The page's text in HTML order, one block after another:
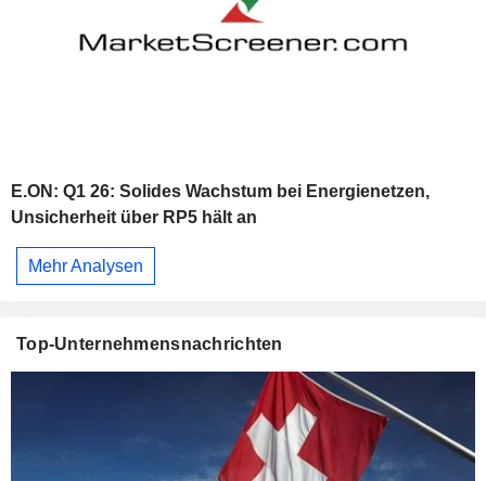
E.ON: Q1 26: Solides Wachstum bei Energienetzen,
Unsicherheit über RP5 hält an
Mehr Analysen
Top-Unternehmensnachrichten